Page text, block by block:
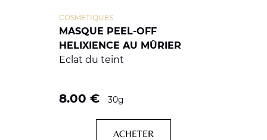
MASQUE PEEL-OFF
HELIXIENCE AU MÛRIER
COSMETIQUES
Eclat du teint
8.00 € 30g
ACHETER